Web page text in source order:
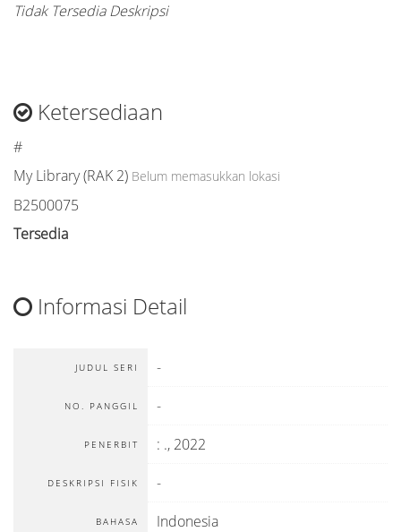
Tidak Tersedia Deskripsi
Ketersediaan
#
My Library (RAK 2) Belum memasukkan lokasi
B2500075
Tersedia
Informasi Detail
JUDUL SERI -
NO. PANGGIL -
PENERBIT : ., 2022
DESKRIPSI FISIK -
BAHASA Indonesia